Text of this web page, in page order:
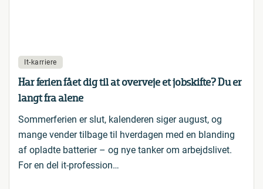
It-karriere
Har ferien fået dig til at overveje et jobskifte? Du er
langt fra alene
Sommerferien er slut, kalenderen siger august, og
mange vender tilbage til hverdagen med en blanding
af opladte batterier – og nye tanker om arbejdslivet.
For en del it-profession…